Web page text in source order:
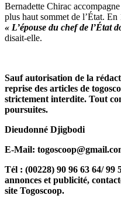
Bernadette Chirac
plus haut sommet de l’État.
« L’épouse du chef de l’État
disait-elle.
Sauf autorisation de la
reprise des articles de
strictement interdite. Tout
poursuites.
Dieudonné Djigbodi
E-Mail:
Tél : (00228) 90 96 63 64/ 99
annonces et publicité,
site Togoscoop.